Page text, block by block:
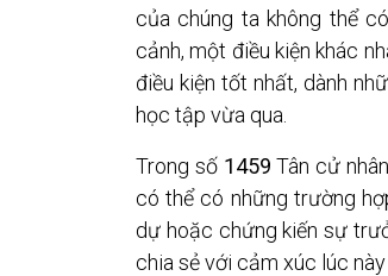
của chúng ta không thể
cảnh, một điều kiện khác
điều kiện tốt nhất, dành
học tập vừa qua.
Trong số 1459 Tân cử
có thể có những trường
dự hoặc chứng kiến sự
chia sẻ với cảm xúc lúc